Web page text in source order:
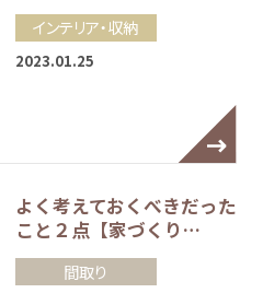
インテリア・収納
2023.01.25
よく考えておくべきだった
こと２点【家づくり…
間取り